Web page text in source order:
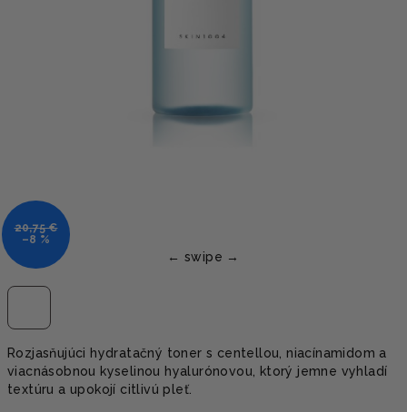
Rozjasňujúci hydratačný toner s centellou, niacínamidom a
viacnásobnou kyselinou hyalurónovou, ktorý jemne vyhladí
textúru a upokojí citlivú pleť.
20,75 €
–8 %